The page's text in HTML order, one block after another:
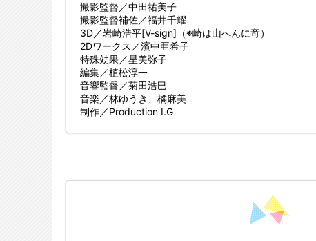
撮影監督／中田祐美子
撮影監督補佐／福井千耀
3D／岩崎浩平[V-sign]（※崎は山へんに竒）
2Dワークス／濱中亜希子
特殊効果／星美弥子
編集／植松淳一
音響監督／菊田浩巳
音楽／林ゆうき、橘麻美
制作／Production I.G